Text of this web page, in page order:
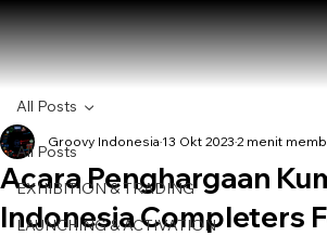
All Posts
EXHIBITION & TRADING
LAUNCHING & ACTIVATION
All Posts
Acara Penghargaan
Indonesia Completers
Groovy Indonesia 13 Okt 2023 2 menit